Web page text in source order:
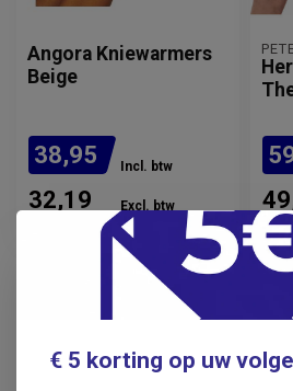
Angora Kniewarmers
Beige
38,95 Incl. btw
32,19 Excl. btw
Verwachte levertijd: 1 week
€ 5 korting op uw